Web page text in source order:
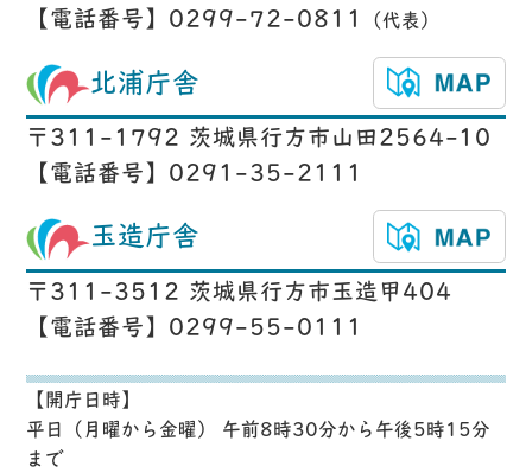
【電話番号】0299-72-0811
（代表）
北浦庁舎
〒311-1792 茨城県行方市山田2564-10
【電話番号】0291-35-2111
玉造庁舎
〒311-3512 茨城県行方市玉造甲404
【電話番号】0299-55-0111
【開庁日時】
平日（月曜から金曜） 午前8時30分から午後5時15分
まで